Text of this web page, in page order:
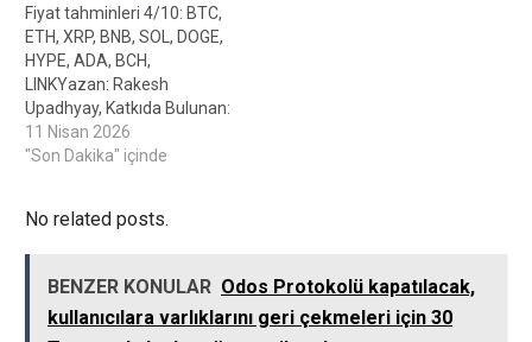
Fiyat tahminleri 4/10: BTC,
ETH, XRP, BNB, SOL, DOGE,
HYPE, ADA, BCH,
LINKYazan: Rakesh
Upadhyay, Katkıda Bulunan:
Ray Salmond, Personel
Editörü Fiyat tahminleri
BCH, LINK19 saat
önceBitcoin boğaları
halinde BTC ve altcoinlerde
boğa piyasasını yeniden
11 Nisan 2026
"Son Dakika" içinde
No related posts.
BENZER KONULAR Odos Protokolü kapatılacak,
kullanıcılara varlıklarını geri çekmeleri için 30